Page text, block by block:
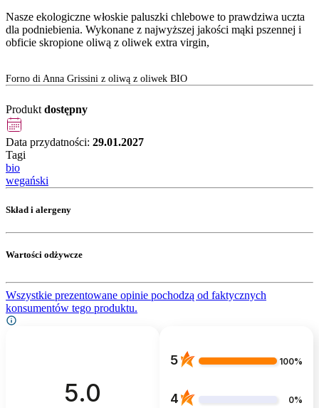
Nasze ekologiczne włoskie paluszki chlebowe to prawdziwa uczta
dla podniebienia. Wykonane z najwyższej jakości mąki pszennej i
obficie skropione oliwą z oliwek extra virgin,
Forno di Anna Grissini z oliwą z oliwek BIO
Produkt dostępny
Data przydatności: 29.01.2027
Tagi
bio
wegański
Skład i alergeny
Wartości odżywcze
Wszystkie prezentowane opinie pochodzą od faktycznych
konsumentów tego produktu.
5.0
5 100%
4 0%